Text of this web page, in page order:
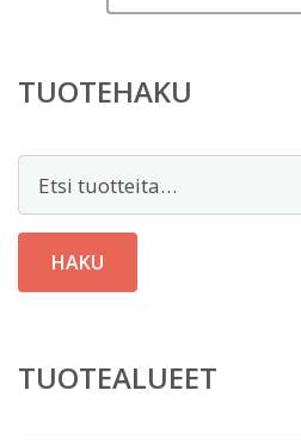
TUOTEHAKU
HAKU
TUOTEALUEET